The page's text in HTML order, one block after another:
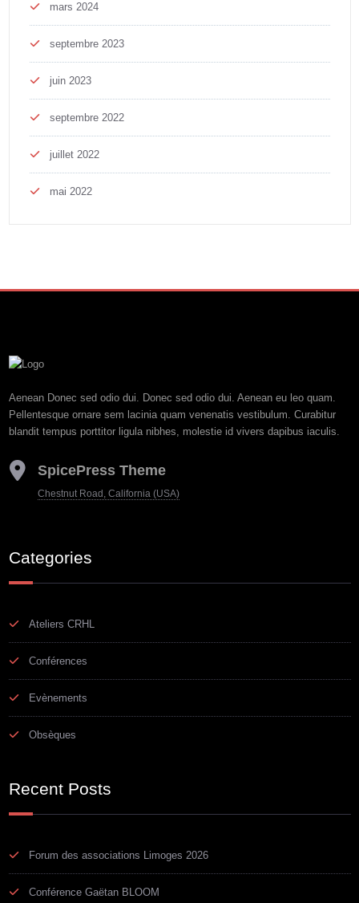
mars 2024
septembre 2023
juin 2023
septembre 2022
juillet 2022
mai 2022
Aenean Donec sed odio dui. Donec sed odio dui. Aenean eu leo quam.
Pellentesque ornare sem lacinia quam venenatis vestibulum. Curabitur
blandit tempus porttitor ligula nibhes, molestie id vivers dapibus iaculis.
SpicePress Theme
Chestnut Road, California (USA)
Categories
Ateliers CRHL
Conférences
Evènements
Obsèques
Recent Posts
Forum des associations Limoges 2026
Conférence Gaëtan BLOOM